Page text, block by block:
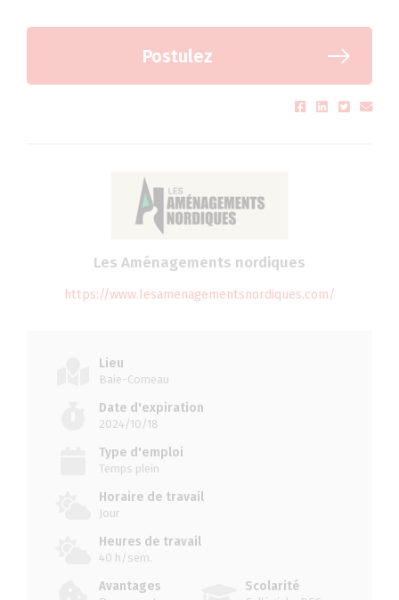
Postulez
Les Aménagements nordiques
https://www.lesamenagementsnordiques.com/
Lieu
Baie-Comeau
Date d'expiration
2024/10/18
Type d'emploi
Temps plein
Horaire de travail
Jour
Heures de travail
40 h/sem.
Avantages Scolarité